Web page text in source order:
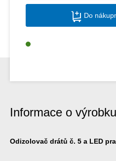
Do
Informace o výrobku
Odizolovač drátů č. 5 a LED